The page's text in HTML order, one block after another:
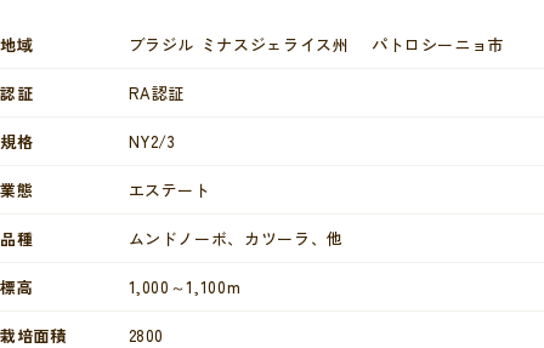
地域 ブラジル ミナスジェライス州 パトロシーニョ市
認証 RA認証
規格 NY2/3
業態 エステート
品種 ムンドノーボ、カツーラ、他
標高 1,000～1,100m
栽培面積 2800